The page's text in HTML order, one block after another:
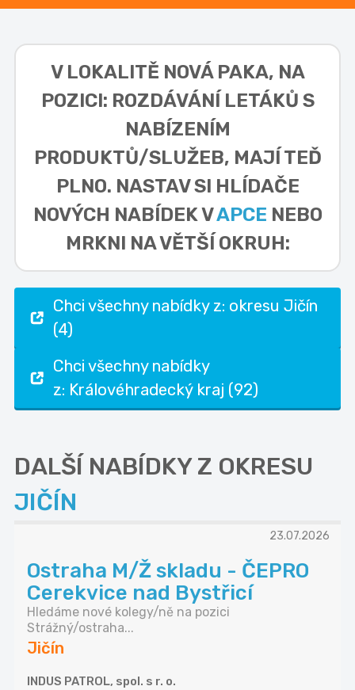
V LOKALITĚ NOVÁ PAKA, NA
POZICI: ROZDÁVÁNÍ LETÁKŮ S
NABÍZENÍM
PRODUKTŮ/SLUŽEB, MAJÍ TEĎ
PLNO. NASTAV SI HLÍDAČE
NOVÝCH NABÍDEK VAPCE NEBO
MRKNI NA VĚTŠÍ OKRUH:
Chci všechny nabídky z: okresu Jičín
(4)
Chci všechny nabídky
z: Královéhradecký kraj (92)
DALŠÍ NABÍDKY Z OKRESU
JIČÍN
23.07.2026
Ostraha M/Ž skladu - ČEPRO
Cerekvice nad Bystřicí
Hledáme nové kolegy/ně na pozici
Strážný/ostraha...
Jičín
INDUS PATROL, spol. s r. o.